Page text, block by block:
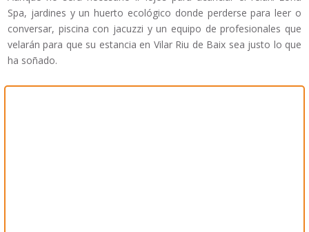
Spa, jardines y un huerto ecológico donde perderse para leer o
conversar, piscina con jacuzzi y un equipo de profesionales que
velarán para que su estancia en Vilar Riu de Baix sea justo lo que
ha soñado.